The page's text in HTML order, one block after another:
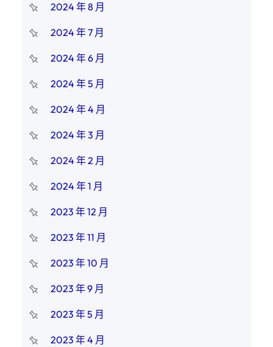
2024 年 8 月
2024 年 7 月
2024 年 6 月
2024 年 5 月
2024 年 4 月
2024 年 3 月
2024 年 2 月
2024 年 1 月
2023 年 12 月
2023 年 11 月
2023 年 10 月
2023 年 9 月
2023 年 5 月
2023 年 4 月